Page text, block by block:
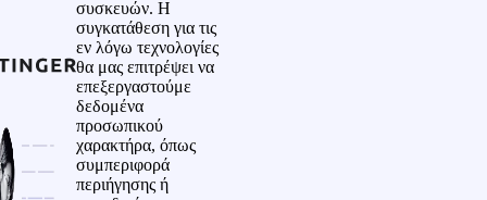
συσκευών. Η
συγκατάθεση για τις
εν λόγω τεχνολογίες
θα μας επιτρέψει να
επεξεργαστούμε
δεδομένα
προσωπικού
χαρακτήρα, όπως
συμπεριφορά
περιήγησης ή